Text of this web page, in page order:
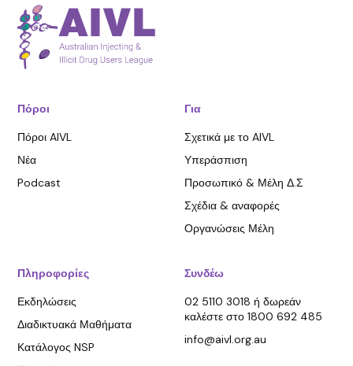
Πόροι
Πόροι AIVL
Νέα
Podcast
Για
Σχετικά με το AIVL
Υπεράσπιση
Προσωπικό & Μέλη Δ.Σ
Σχέδια & αναφορές
Οργανώσεις Μέλη
Πληροφορίες
Εκδηλώσεις
Διαδικτυακά Μαθήματα
Κατάλογος NSP
Συνδέω
02 5110 3018 ή δωρεάν
καλέστε στο 1800 692 485
info@aivl.org.au